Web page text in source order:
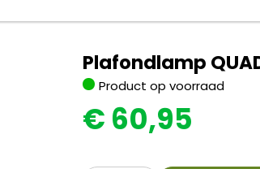
Plafondlamp
Product op voorraad
€ 60,95